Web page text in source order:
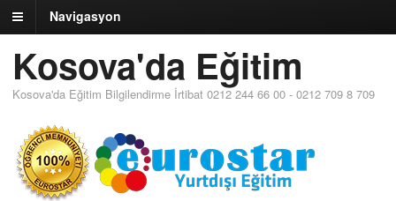
Navigasyon
Kosova'da Eğitim
Kosova'da Eğitim Bilgilendirme İrtibat 0212 244 66 00 - 0212 709 8 709